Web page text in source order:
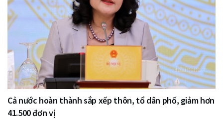
Cả nước hoàn thành sắp xếp thôn, tổ dân phố, giảm hơn
41.500 đơn vị